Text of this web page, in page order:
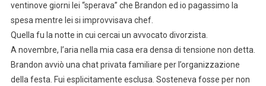
ventinove giorni lei “sperava” che Brandon ed io pagassimo la
spesa mentre lei si improvvisava chef.
Quella fu la notte in cui cercai un avvocato divorzista.
A novembre, l’aria nella mia casa era densa di tensione non detta.
Brandon avviò una chat privata familiare per l’organizzazione
della festa. Fui esplicitamente esclusa. Sosteneva fosse per non